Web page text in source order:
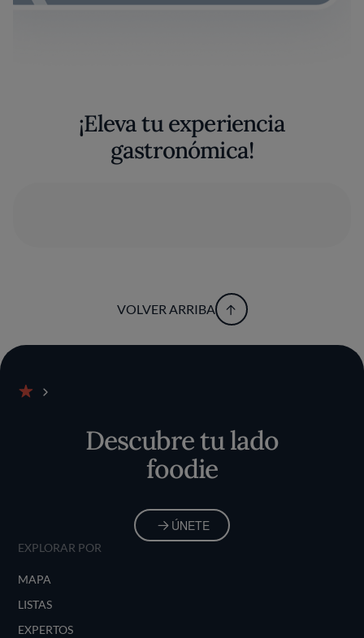
¡Eleva tu experiencia
gastronómica!
VOLVER ARRIBA
Descubre tu lado
foodie
ÚNETE
EXPLORAR POR
MAPA
LISTAS
EXPERTOS